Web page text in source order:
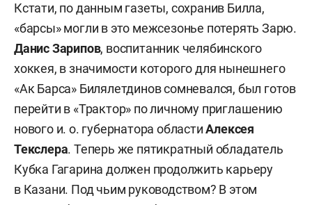
Кстати, по данным газеты, сохранив Билла,
«барсы» могли в это межсезонье потерять Зарю.
Данис Зарипов, воспитанник челябинского
хоккея, в значимости которого для нынешнего
«Ак Барса» Билялетдинов сомневался, был готов
перейти в «Трактор» по личному приглашению
нового и. о. губернатора областиАлексея
Текслера. Теперь же пятикратный обладатель
Кубка Гагарина должен продолжить карьеру
в Казани. Под чьим руководством? В этом